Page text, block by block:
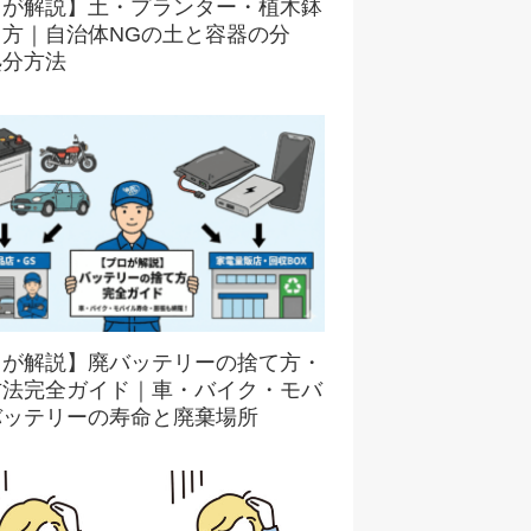
解説】土・プランター・植木鉢
｜自治体NGの土と容器の分
方法
解説】廃バッテリーの捨て方・
完全ガイド｜車・バイク・モバ
テリーの寿命と廃棄場所